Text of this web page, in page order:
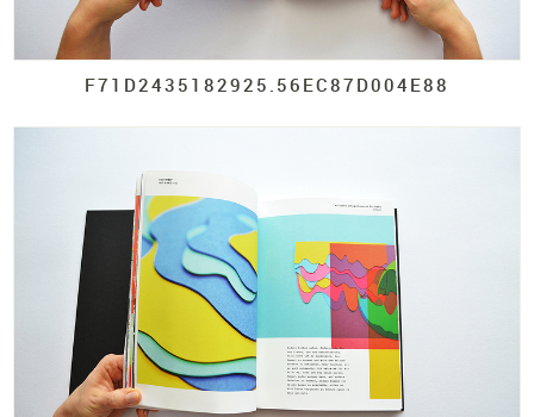
F71D2435182925. 56EC87D004E88